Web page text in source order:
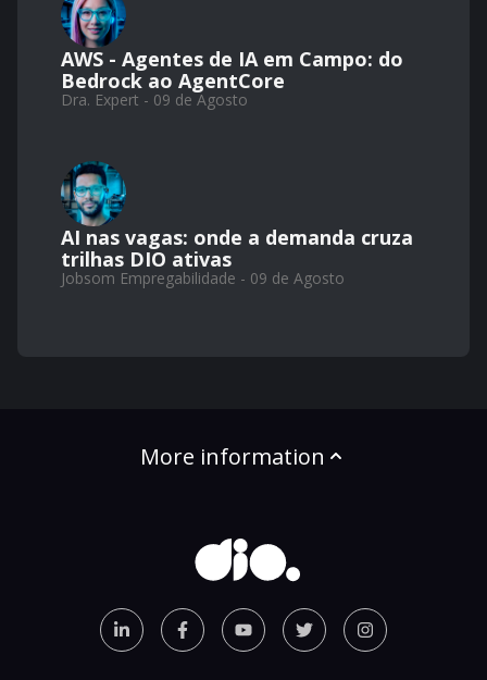
AWS - Agentes de IA em Campo: do
Bedrock ao AgentCore
Dra. Expert - 09 de Agosto
AI nas vagas: onde a demanda cruza
trilhas DIO ativas
Jobsom Empregabilidade - 09 de Agosto
More information